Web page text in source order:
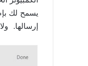
يسمح لك
إرسالها.